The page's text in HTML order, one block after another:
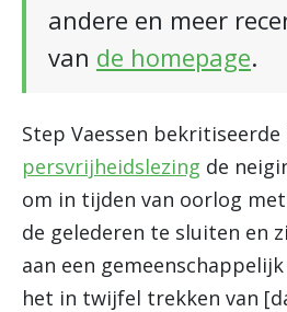
andere en meer
van de homepage.
Step Vaessen
persvrijheidslezing de
om in tijden van oorlog
de gelederen te sluiten en
aan een
het in twijfel trekken van